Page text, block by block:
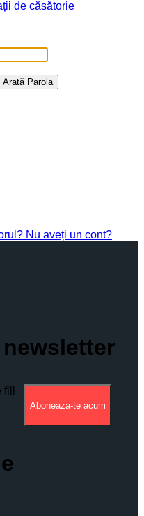
de căsătorie
Arată Parola
Nu aveți un cont?
Aboneaza-te acum